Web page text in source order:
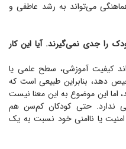
می‌تواند به رشد عاطفی و
را جدی نمی‌گیرند. آیا این کار
کیفیت آموزشی، سطح علمی یا
دهد، بنابراین طبیعی است که
اما این موضوع به این معنا نیست
ندارد. حتی کودکان کم‌سن هم
یا ناامنی خود نسبت به یک